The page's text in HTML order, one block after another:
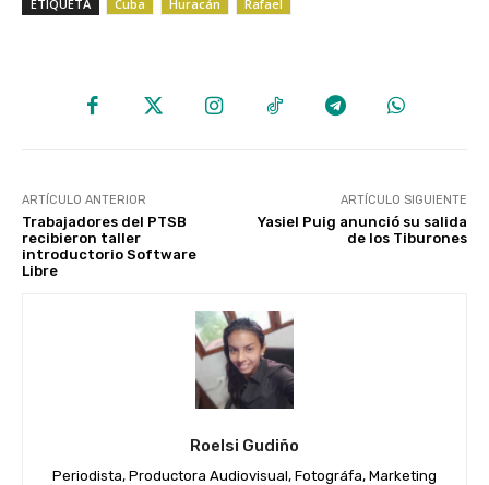
ETIQUETA Cuba Huracán Rafael
ARTÍCULO ANTERIOR
Trabajadores del PTSB
recibieron taller
introductorio Software
Libre
ARTÍCULO SIGUIENTE
Yasiel Puig anunció su salida
de los Tiburones
Roelsi Gudiño
Periodista, Productora Audiovisual, Fotográfa, Marketing